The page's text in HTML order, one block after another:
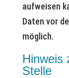
aufweisen
Daten vor
möglich.
Hinweis
Stelle